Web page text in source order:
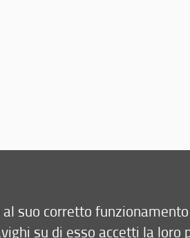
suo corretto
su di esso accetti la loro